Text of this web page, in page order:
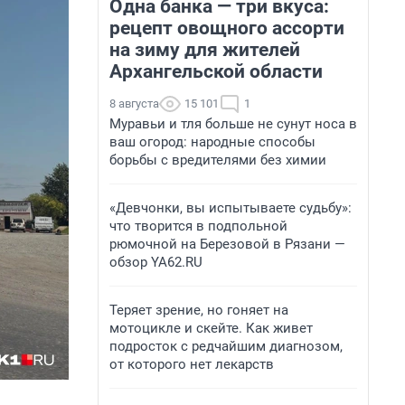
Одна банка — три вкуса:
рецепт овощного ассорти
на зиму для жителей
Архангельской области
8 августа 15 101 1
Муравьи и тля больше не сунут носа в
ваш огород: народные способы
борьбы с вредителями без химии
«Девчонки, вы испытываете судьбу»:
что творится в подпольной
рюмочной на Березовой в Рязани —
обзор YA62.RU
Теряет зрение, но гоняет на
мотоцикле и скейте. Как живет
подросток с редчайшим диагнозом,
от которого нет лекарств